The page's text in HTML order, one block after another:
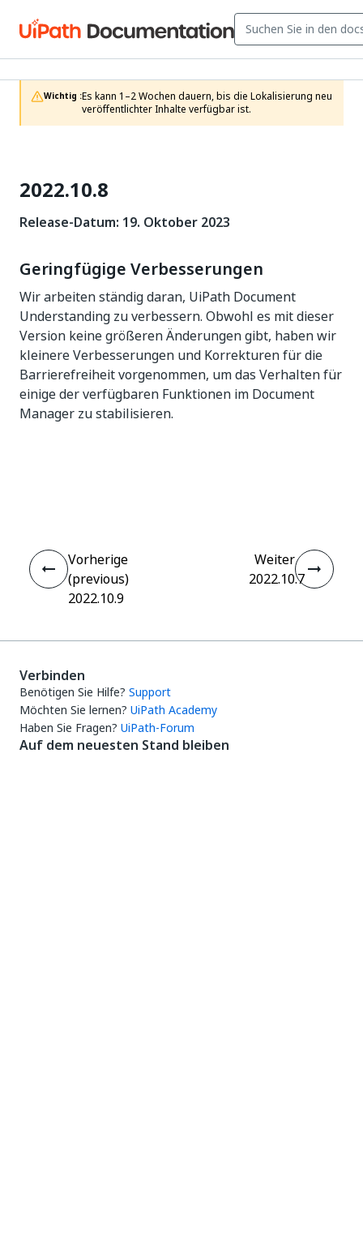
Wichtig :Es kann 1–2 Wochen dauern, bis die Lokalisierung neu
veröffentlichter Inhalte verfügbar ist.
2022.10.8
Release-Datum: 19. Oktober 2023
Geringfügige Verbesserungen
Wir arbeiten ständig daran, UiPath Document
Understanding zu verbessern. Obwohl es mit dieser
Version keine größeren Änderungen gibt, haben wir
kleinere Verbesserungen und Korrekturen für die
Barrierefreiheit vorgenommen, um das Verhalten für
einige der verfügbaren Funktionen im Document
Manager zu stabilisieren.
Vorherige
(previous)
2022.10.9
Weiter
2022.10.7
Verbinden
Benötigen Sie Hilfe? Support
Möchten Sie lernen? UiPath Academy
Haben Sie Fragen? UiPath-Forum
Auf dem neuesten Stand bleiben